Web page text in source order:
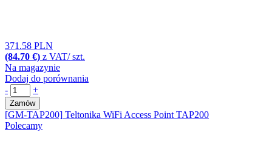
371.58 PLN
(84.70 €) z VAT/ szt.
Na magazynie
Dodaj do porównania
-
+
Zamów
[GM-TAP200] Teltonika WiFi Access Point TAP200
Polecamy